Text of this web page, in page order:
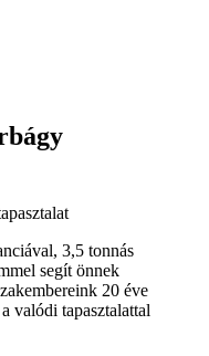
3,5 tonnás
segít önnek
20 éve
valódi tapasztalattal